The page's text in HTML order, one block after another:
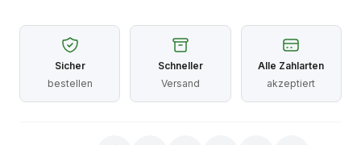
Sicher
bestellen
Schneller
Versand
Alle Zahlarten
akzeptiert